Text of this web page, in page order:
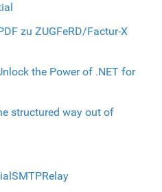
zu ZUGFeRD/Factur-X
the Power of .NET for
structured way out of